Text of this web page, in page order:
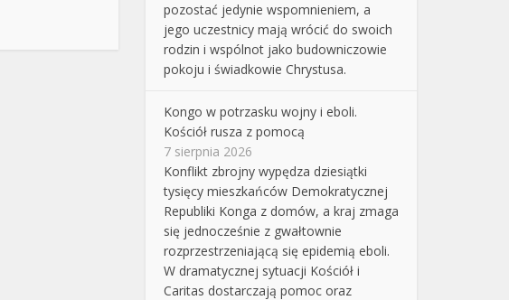
pozostać jedynie wspomnieniem, a
jego uczestnicy mają wrócić do swoich
rodzin i wspólnot jako budowniczowie
pokoju i świadkowie Chrystusa.
Kongo w potrzasku wojny i eboli.
Kościół rusza z pomocą
7 sierpnia 2026
Konflikt zbrojny wypędza dziesiątki
tysięcy mieszkańców Demokratycznej
Republiki Konga z domów, a kraj zmaga
się jednocześnie z gwałtownie
rozprzestrzeniającą się epidemią eboli.
W dramatycznej sytuacji Kościół i
Caritas dostarczają pomoc oraz